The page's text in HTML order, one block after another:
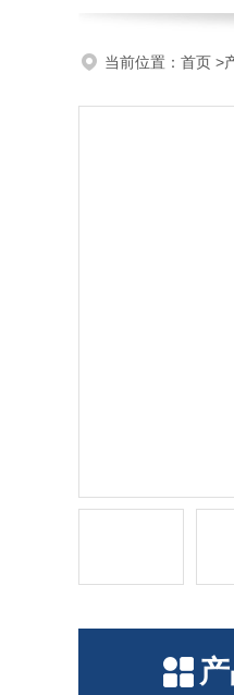
当前位置： 首页 >